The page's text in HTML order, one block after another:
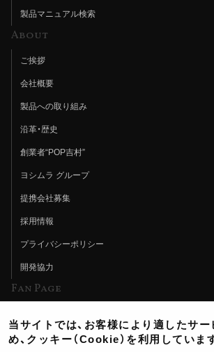
製品マニュアル検索
About
ご挨拶
会社概要
製品への取り組み
沿革・歴史
創業者“POP吉村”
ヨシムラ グループ
提携会社募集
採用情報
プライバシーポリシー
開発協力
Fan Page
ヨシムラTV
当サイトでは、お客様により適したサ
め、クッキー（Cookie）を利用しています